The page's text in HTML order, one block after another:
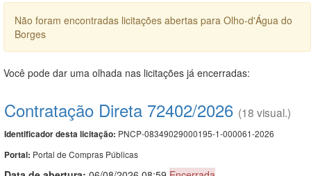
Não foram encontradas licitações abertas para Olho-d'Água do
Borges
Você pode dar uma olhada nas licitações já encerradas:
Contratação Direta 72402/2026 (18 visual.)
Identificador desta licitação: PNCP-08349029000195-1-000061-2026
Portal: Portal de Compras Públicas